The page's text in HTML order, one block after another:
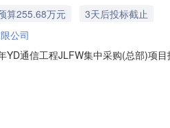
算255.68万元
3天后投标截止
公司
通信工程JLFW集中采购(总部)项
【北京诚公管理咨询有限公司第六